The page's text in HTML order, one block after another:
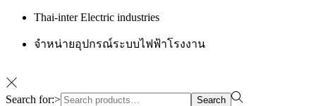
Thai-inter Electric industries
จำหน่ายอุปกรณ์ระบบไฟฟ้าโรงงาน
Search for:> Search